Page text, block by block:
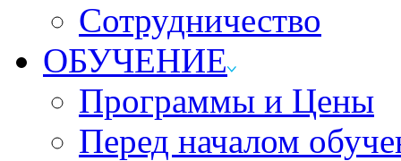
Сотрудничество
ОБУЧЕНИЕ
Программы и Цены
Перед началом